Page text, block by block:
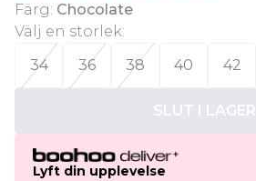
Färg: Chocolate
Välj en storlek:
34
36 38 40 42
SLUT I LAGER
Lyft din upplevelse